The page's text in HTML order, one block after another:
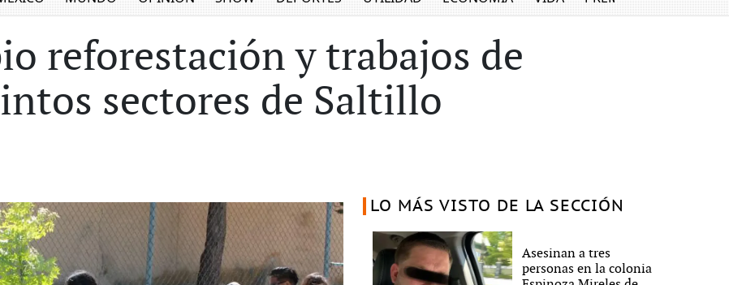
reforestación y trabajos de
sectores de Saltillo
LO MÁS VISTO DE LA SECCIÓN
Asesinan a tres
personas en la colonia